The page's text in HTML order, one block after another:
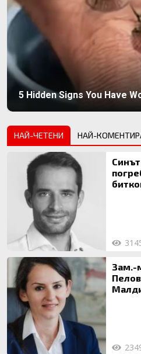
5 Hidden Signs You Have
НАЙ-ЧЕТЕНИ НАЙ-
Зам.-